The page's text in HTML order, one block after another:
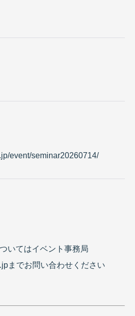
event/seminar20260714/
いてはイベント事務局
までお問い合わせください